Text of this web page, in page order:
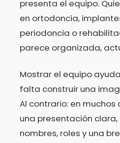
presenta el equipo.
en ortodoncia,
periodoncia o
parece organizada,
Mostrar el equipo
falta construir una
Al contrario: en
una presentación
nombres, roles y una